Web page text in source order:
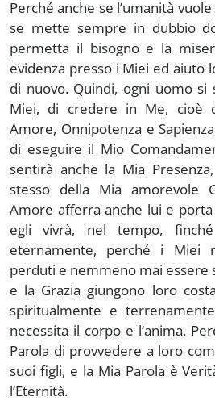
Perché anche se l’umanità
se mette sempre in dubbio
permetta il bisogno e la
evidenza presso i Miei ed aiuto
di nuovo. Quindi, ogni uomo
Miei, di credere in Me, cioè
Amore, Onnipotenza e
di eseguire il Mio
sentirà anche la Mia
stesso della Mia amorevole
Amore afferra anche lui e
egli vivrà, nel tempo,
eternamente, perché i Miei
perduti e nemmeno mai essere
e la Grazia giungono loro
spiritualmente e
necessita il corpo e l’anima.
Parola di provvedere a loro
suoi figli, e la Mia Parola è
l’Eternità.